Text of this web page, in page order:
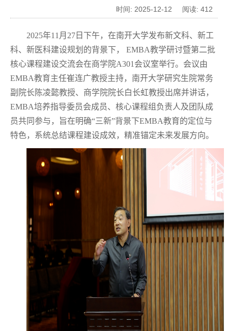
时间: 2025-12-12 阅读: 412
2025年11 月 27 日下午，在南开大学发布新文科、新工
科、新医科建设规划的背景下， EMBA教学研讨暨第二批
核心课程建设交流会在商学院A301 会议室举行。会议由
EMBA教育主任崔连广教授主持，南开大学研究生院常务
副院长陈凌懿教授、商学院院长白长虹教授出席并讲话，
EMBA培养指导委员会成员、核心课程组负责人及团队成
员共同参与，旨在明确“三新”背景下EMBA教育的定位与
特色，系统总结课程建设成效，精准锚定未来发展方向。